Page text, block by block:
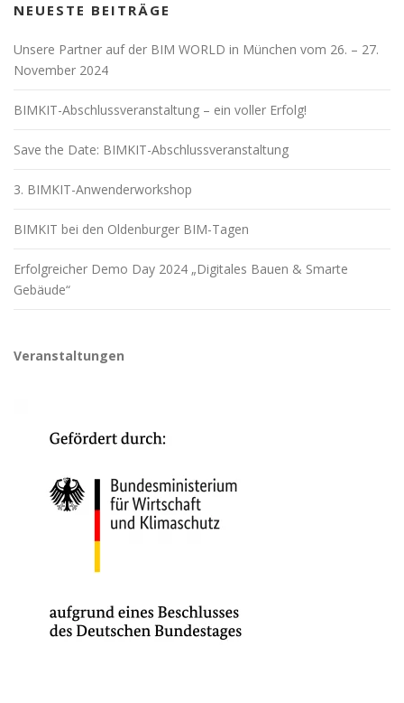
NEUESTE BEITRÄGE
Unsere Partner auf der BIM WORLD in München vom 26. – 27.
November 2024
BIMKIT-Abschlussveranstaltung – ein voller Erfolg!
Save the Date: BIMKIT-Abschlussveranstaltung
3. BIMKIT-Anwenderworkshop
BIMKIT bei den Oldenburger BIM-Tagen
Erfolgreicher Demo Day 2024 „Digitales Bauen & Smarte
Gebäude“
Veranstaltungen